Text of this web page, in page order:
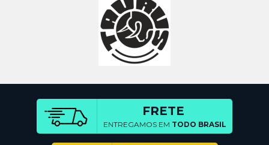
FRETE
ENTREGAMOS EM TODO BRASIL